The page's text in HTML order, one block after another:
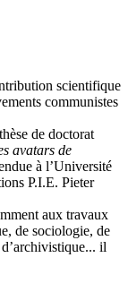
scientifique
communistes
de doctorat
avatars de
à l’Université
P.I.E. Pieter
aux travaux
de sociologie, de
il